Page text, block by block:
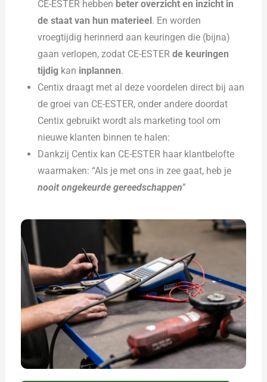
CE-ESTER hebben beter overzicht en inzicht in
de staat van hun materieel. En worden
vroegtijdig herinnerd aan keuringen die (bijna)
gaan verlopen, zodat CE-ESTER de keuringen
tijdigkan inplannen.
Centix draagt met al deze voordelen direct bij aan
de groei van CE-ESTER, onder andere doordat
Centix gebruikt wordt als marketing tool om
nieuwe klanten binnen te halen:
Dankzij Centix kan CE-ESTER haar klantbelofte
waarmaken: “Als je met ons in zee gaat, heb je
nooit ongekeurde gereedschappen”